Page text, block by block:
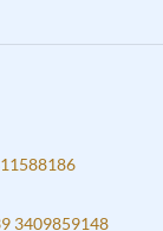
3409859148